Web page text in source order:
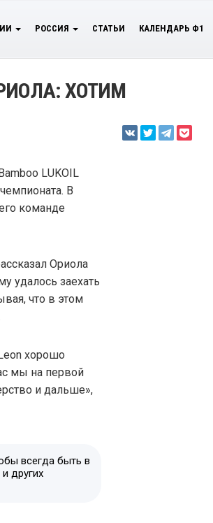
РОССИЯ СТАТЬИ КАЛЕНДАРЬ Ф1
ХОТИМ
LUKOIL
В
команде
Ориола
удалось заехать
что в этом
хорошо
мы на первой
и дальше»,
всегда быть в
других